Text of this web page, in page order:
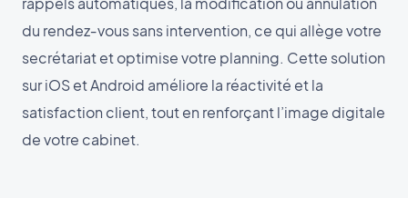
du rendez‑vous sans intervention, ce qui allège votre
secrétariat et optimise votre planning. Cette solution
sur iOS et Android améliore la réactivité et la
satisfaction client, tout en renforçant l’image digitale
de votre cabinet.